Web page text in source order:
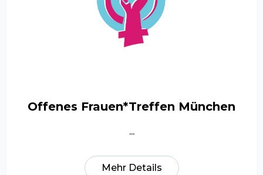
Offenes Frauen*Treffen München
...
Mehr Details